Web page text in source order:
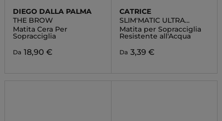
DIEGO DALLA PALMA
THE BROW
Matita Cera Per
Sopracciglia
Da 18,90 €
CATRICE
SLIM'MATIC ULTRA
PRECISE
Matita per Sopracciglia
Resistente all'Acqua
Da 3,39 €